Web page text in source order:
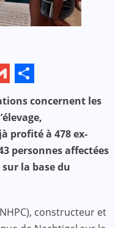
Share
concernent les
profité à 478 ex-
personnes affectées
la base du
constructeur et